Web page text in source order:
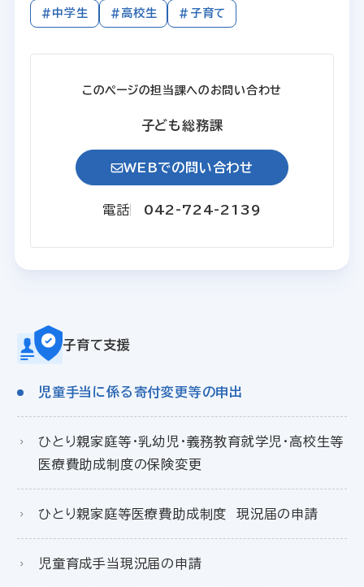
#中学生 #高校生 #子育て
このページの担当課へのお問い合わせ
子ども総務課
WEBでの問い合わせ
電話 042-724-2139
子育て支援
児童手当に係る寄付変更等の申出
ひとり親家庭等・乳幼児・義務教育就学児・高校生等
医療費助成制度の保険変更
ひとり親家庭等医療費助成制度 現況届の申請
児童育成手当現況届の申請